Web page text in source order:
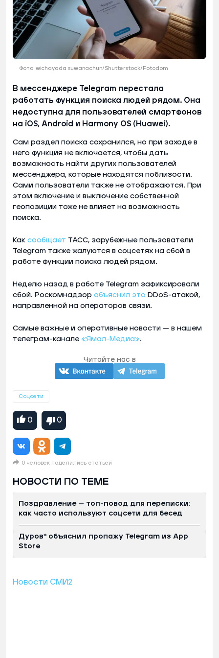
Фото: wichayada suwanachun/Shutterstock/Fotodom
В мессенджере Telegram перестала
работать функция поиска людей рядом. Она
недоступна для пользователей смартфонов
на iOS, Android и Harmony OS (Huawei).
Сам раздел поиска сохранился, но при заходе в
него функция не включается, чтобы дать
возможность найти других пользователей
мессенджера, которые находятся поблизости.
Сами пользователи также не отображаются. При
этом включение и выключение собственной
геопозиции тоже не влияет на возможность
поиска.
Как сообщает ТАСС, зарубежные пользователи
Telegram также жалуются в соцсетях на сбой в
работе функции поиска людей рядом.
Неделю назад в работе Telegram зафиксировали
сбой. Роскомнадзор объяснил это DDoS-атакой,
направленной на операторов связи.
Самые важные и оперативные новости — в нашем
телеграм-канале «Ямал-Медиа».
Читайте нас в
Соцсети
0 0
0 человек поделились статьей
НОВОСТИ ПО ТЕМЕ
Поздравление — топ-повод для переписки:
как часто используют соцсети для бесед
Дуров* объяснил пропажу Telegram из App
Store
Новости СМИ2